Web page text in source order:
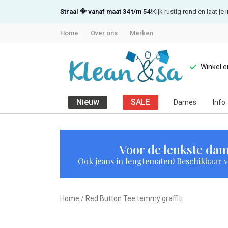
Straal 🌞 vanaf maat 34 t/m 54!Kijk rustig rond en laat je
Home Over ons Merken
Winkel
Nieuw SALE Dames Info
temmy
Voor de leukste
Ook jeans in lengtematen! Beschikbaar
Home Red Button Tee temmy graffiti